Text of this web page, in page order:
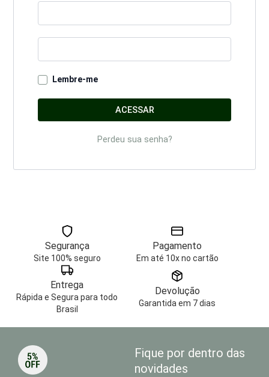
Lembre-me
ACESSAR
Perdeu sua senha?
Segurança
Site 100% seguro
Pagamento
Em até 10x no cartão
Entrega
Rápida e Segura para todo
Brasil
Devolução
Garantida em 7 dias
Fique por dentro das
novidades